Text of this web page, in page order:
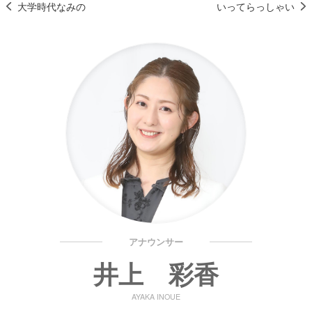
大学時代なみの いってらっしゃい
アナウンサー
井上 彩香
AYAKA INOUE